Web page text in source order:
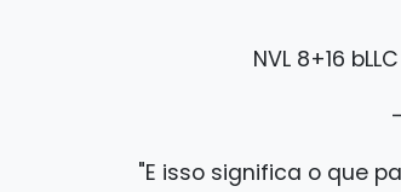
NVL 8+16
"E isso significa o que